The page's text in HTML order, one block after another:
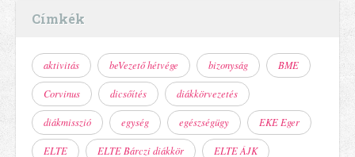
Címkék
aktivitás beVezető hétvége bizonyság BME
Corvinus dicsőítés diákkörvezetés
diákmisszió egység egészségügy EKE Eger
ELTE ELTE Bárczi diákkör ELTE ÁJK